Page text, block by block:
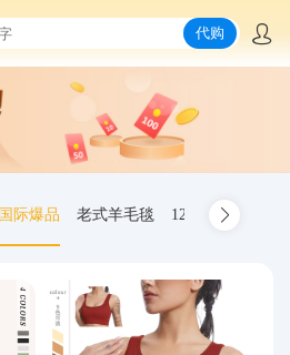
代购
国际爆品 老式羊毛毯 12.00-20 truck